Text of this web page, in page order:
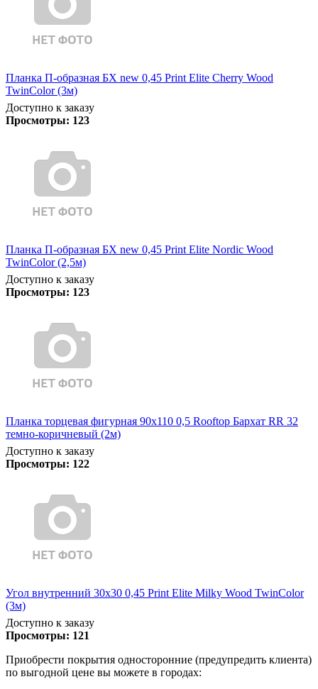
Планка П-образная БХ new 0,45 Print Elite Cherry Wood
TwinColor (3м)
Доступно к заказу
Просмотры: 123
Планка П-образная БХ new 0,45 Print Elite Nordic Wood
TwinColor (2,5м)
Доступно к заказу
Просмотры: 123
Планка торцевая фигурная 90х110 0,5 Rooftop Бархат RR 32
темно-коричневый (2м)
Доступно к заказу
Просмотры: 122
Угол внутренний 30х30 0,45 Print Elite Milky Wood TwinColor
(3м)
Доступно к заказу
Просмотры: 121
Приобрести покрытия односторонние (предупредить клиента)
по выгодной цене вы можете в городах: